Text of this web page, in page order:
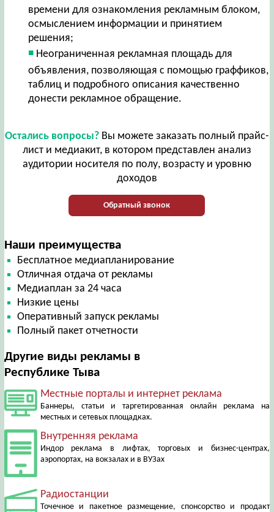
времени для ознакомления рекламным блоком,
осмыслением информации и принятием
решения;
Неограниченная рекламная площадь для
объявления, позволяющая с помощью граффиков,
таблиц и подробного описания качественно
донести рекламное обращение.
Остались вопросы?Вы можете заказать полный прайс-
лист и медиакит, в котором представлен анализ
аудитории носителя по полу, возрасту и уровню
доходов
Обратный звонок
Наши преимущества
Бесплатное медиапланирование
Отличная отдача от рекламы
Медиаплан за 24 часа
Низкие цены
Оперативный запуск рекламы
Полный пакет отчетности
Другие виды рекламы в
Республике Тыва
Местные порталы и интернет реклама
Баннеры, статьи и таргетированная онлайн реклама на
местных и сетевых площадках.
Внутренняя реклама
Индор реклама в лифтах, торговых и бизнес-центрах,
аэропортах, на вокзалах и в ВУЗах
Радиостанции
Точечное и пакетное размещение, спонсорство и продакт